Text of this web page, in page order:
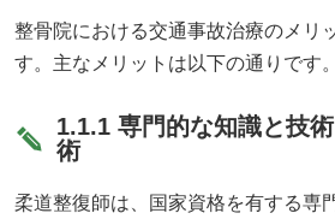
整骨院における交通事故治療のメリ
す。主なメリットは以下の通りです。
1.1.1 専門的な知識と技
術
柔道整復師は、国家資格を有する専